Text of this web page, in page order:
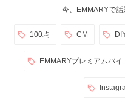
今、EMMARYで
100均 CM
EMMARYプレミアムバイ